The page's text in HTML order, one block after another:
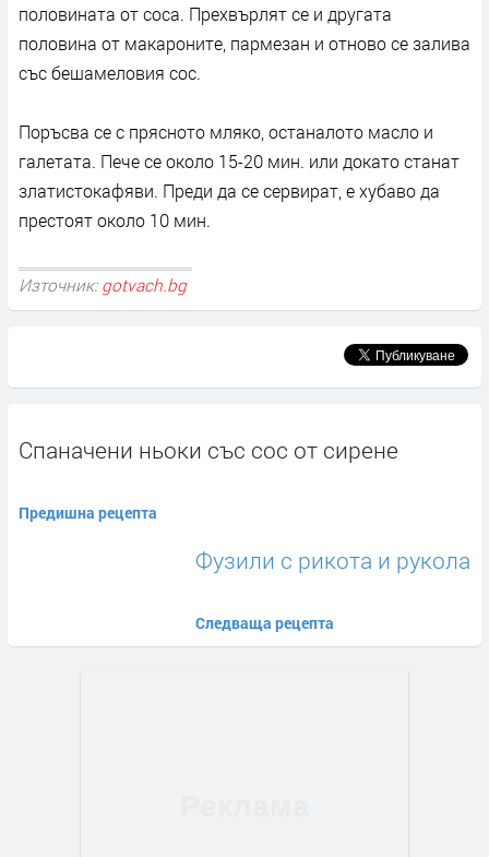
половината от соса. Прехвърлят се и другата
половина от макароните, пармезан и отново се залива
със бешамеловия сос.
Поръсва се с прясното мляко, останалото масло и
галетата. Пече се около 15-20 мин. или докато станат
златистокафяви. Преди да се сервират, е хубаво да
престоят около 10 мин.
Източник: gotvach.bg
Спаначени ньоки със сос от сирене
Предишна рецепта
Фузили с рикота и рукола
Следваща рецепта